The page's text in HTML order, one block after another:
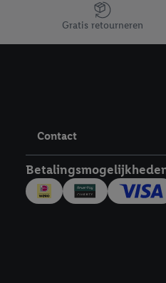
Jouw voordelen bij ons als Lidl
Gratis retourneren
Contact